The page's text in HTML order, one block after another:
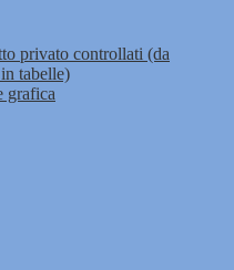
privato controllati (da
tabelle)
grafica